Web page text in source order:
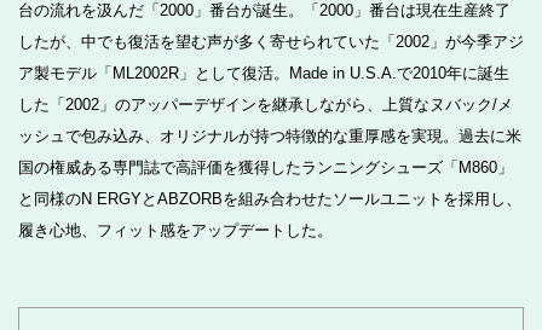
台の流れを汲んだ「2000」番台が誕生。「2000」番台は現在生産終了
したが、中でも復活を望む声が多く寄せられていた「2002」が今季アジ
ア製モデル「ML2002R」として復活。Made in U.S.A.で2010年に誕生
した「2002」のアッパーデザインを継承しながら、上質なヌバック/メ
ッシュで包み込み、オリジナルが持つ特徴的な重厚感を実現。過去に米
国の権威ある専門誌で高評価を獲得したランニングシューズ「M860」
と同様のN ERGYとABZORBを組み合わせたソールユニットを採用し、
履き心地、フィット感をアップデートした。